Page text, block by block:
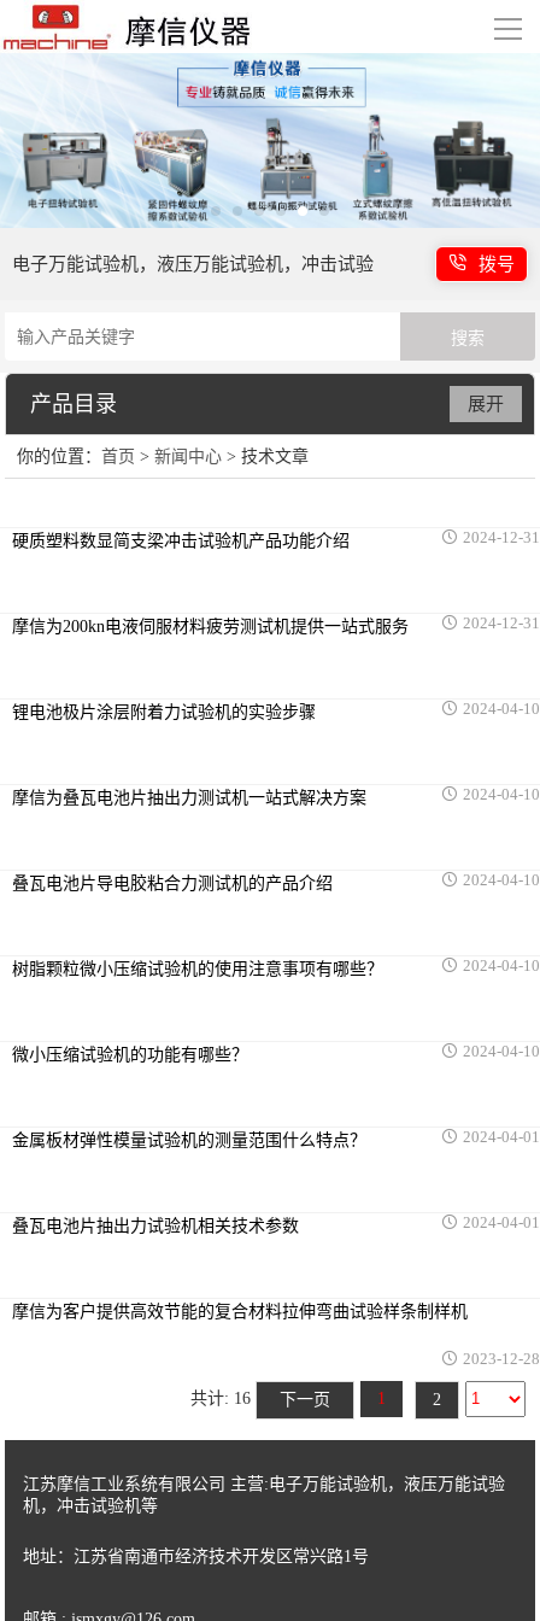
导
产品展示
技术支持
新闻中心
关于我们
联系我们
电子万能试验机，液压万能试验机，冲击试验
机等
拨号
产品目录
电子万能试验机
紧固件检测仪器
卧式拉力试验机
IC卡类检测仪器
生物材料试验机
展开
你的位置：首页 >新闻中心 > 技术文章
硬质塑料数显简支梁冲击试验机产品功能介绍 2024-12-31
摩信为200kn电液伺服材料疲劳测试机提供一站式服务 2024-12-31
锂电池极片涂层附着力试验机的实验步骤 2024-04-10
摩信为叠瓦电池片抽出力测试机一站式解决方案 2024-04-10
叠瓦电池片导电胶粘合力测试机的产品介绍 2024-04-10
树脂颗粒微小压缩试验机的使用注意事项有哪些？ 2024-04-10
微小压缩试验机的功能有哪些？ 2024-04-10
金属板材弹性模量试验机的测量范围什么特点？ 2024-04-01
叠瓦电池片抽出力试验机相关技术参数 2024-04-01
摩信为客户提供高效节能的复合材料拉伸弯曲试验样条制样机
2023-12-28
共计: 16 下一页 1 2
江苏摩信工业系统有限公司 主营:电子万能试验机，液压万能试验
机，冲击试验机等
地址：江苏省南通市经济技术开发区常兴路1号